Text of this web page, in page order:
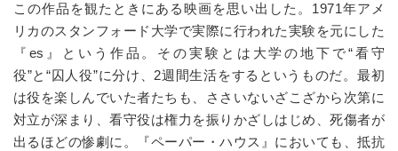
この作品を観たときにある映画を思い出した。1971年アメ
リカのスタンフォード大学で実際に行われた実験を元にした
『es』という作品。その実験とは大学の地下で“看守
役”と“囚人役”に分け、2週間生活をするというものだ。最初
は役を楽しんでいた者たちも、ささいないざこざから次第に
対立が深まり、看守役は権力を振りかざしはじめ、死傷者が
出るほどの惨劇に。『ペーパー・ハウス』においても、抵抗